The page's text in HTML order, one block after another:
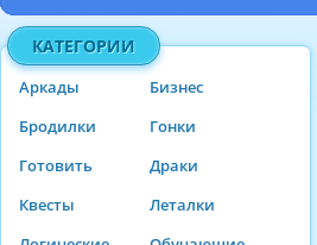
КАТЕГОРИИ
Аркады
Бизнес
Бродилки
Гонки
Готовить
Драки
Квесты
Леталки